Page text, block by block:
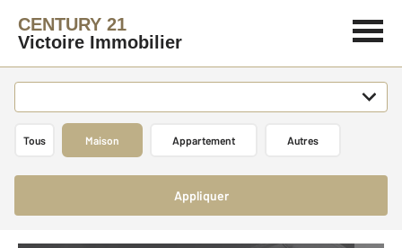
CENTURY 21
Victoire Immobilier
Tous Maison Appartement Autres
Appliquer